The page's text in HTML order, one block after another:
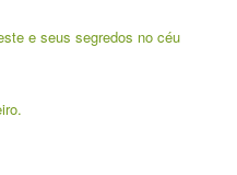
e seus segredos no céu